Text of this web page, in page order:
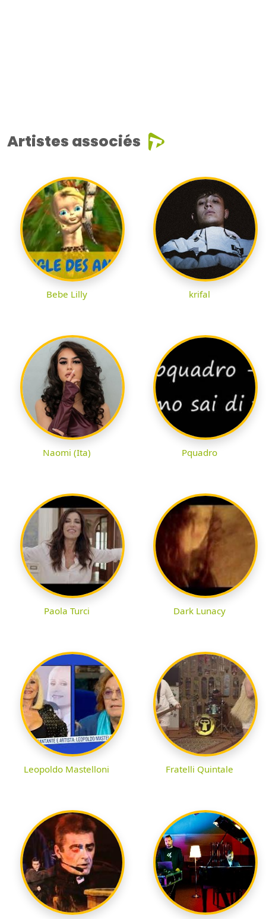
Artistes associés
Bebe Lilly krifal
Naomi (Ita) Pquadro
Paola Turci Dark Lunacy
Leopoldo Mastelloni Fratelli Quintale